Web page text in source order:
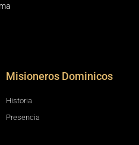
Misioneros Dominicos
Historia
Presencia